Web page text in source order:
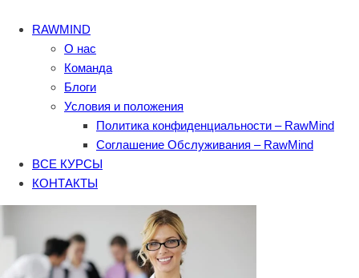
RAWMIND
О нас
Команда
Блоги
Условия и положения
Политика конфиденциальности – RawMind
Соглашение Обслуживания – RawMind
ВСЕ КУРСЫ
КОНТАКТЫ